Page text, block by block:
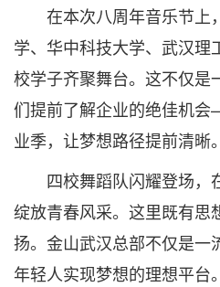
在本次八周年音乐节上
学、华中科技大学、武汉理
校学子齐聚舞台。这不仅是
们提前了解企业的绝佳机
业季，让梦想路径提前清晰。
四校舞蹈队闪耀登场，
绽放青春风采。这里既有思
扬。金山武汉总部不仅是一
年轻人实现梦想的理想平台。